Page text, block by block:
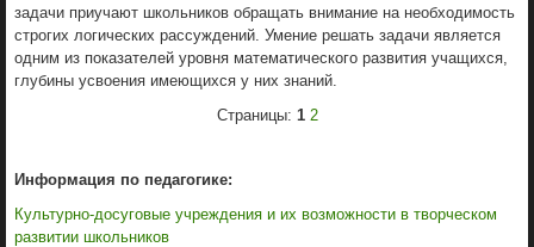
задачи приучают школьников обращать внимание на необходимость
строгих логических рассуждений. Умение решать задачи является
одним из показателей уровня математического развития учащихся,
глубины усвоения имеющихся у них знаний.
Страницы: 1 2
Информация по педагогике:
Культурно-досуговые учреждения и их возможности в творческом
развитии школьников